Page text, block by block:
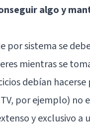
algo y
por sistema se
mientras se
debían hacerse
por ejemplo) no
y exclusivo a